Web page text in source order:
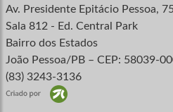
Av. Presidente Epitácio Pessoa,
Sala 812 - Ed. Central Park
Bairro dos Estados
João Pessoa/PB – CEP: 58039-
(83) 3243-3136